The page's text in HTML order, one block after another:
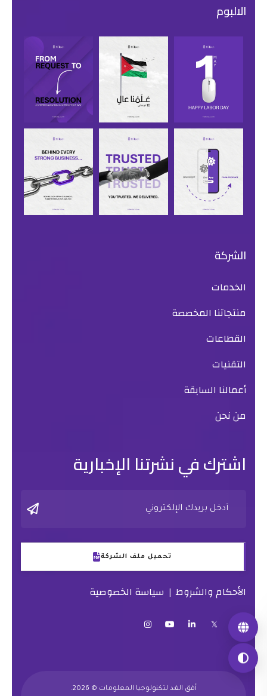
الالبوم
الشركة
الخدمات
منتجاتنا المخصصة
القطاعات
التقنيات
أعمالنا السابقة
من نحن
اشترك في نشرتنا الإخبارية
تحميل ملف الشركة
الأحكام والشروط سياسة الخصوصية
أفق الغد لتكنولوجيا المعلومات © 2026.